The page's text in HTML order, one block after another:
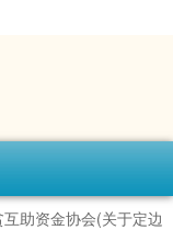
助资金协会(关于定边